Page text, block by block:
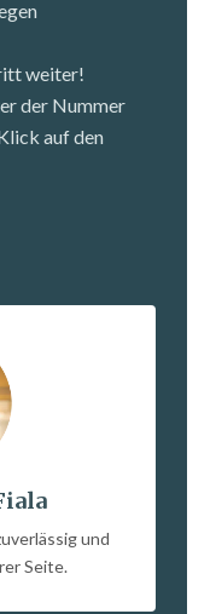
weiter!
der Nummer
auf den
und
Seite.